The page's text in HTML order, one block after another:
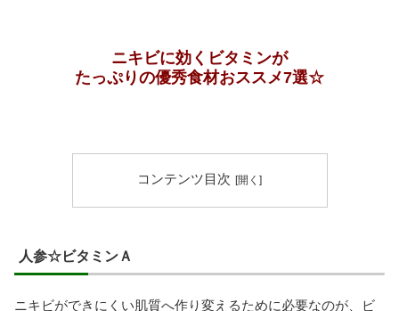
ニキビに効くビタミンが
たっぷりの優秀食材おススメ7選☆
コンテンツ目次
人参☆ビタミンＡ
ニキビができにくい肌質へ作り変えるために必要なのが、ビ